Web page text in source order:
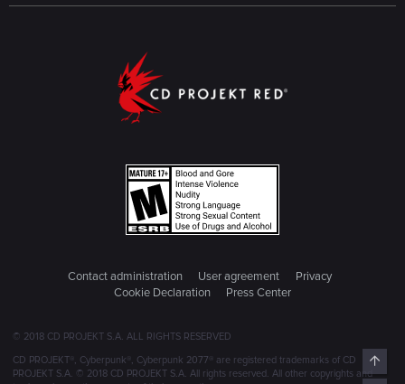
Contact administration User agreement
Privacy
Cookie Declaration
Press Center
© 2018 CD PROJEKT S.A. ALL RIGHTS RESERVED
CD PROJEKT®, Cyberpunk®, Cyberpunk 2077® are registered trademarks of CD
PROJEKT S.A. © 2018 CD PROJEKT S.A. All rights reserved. All other copyrights and
Top